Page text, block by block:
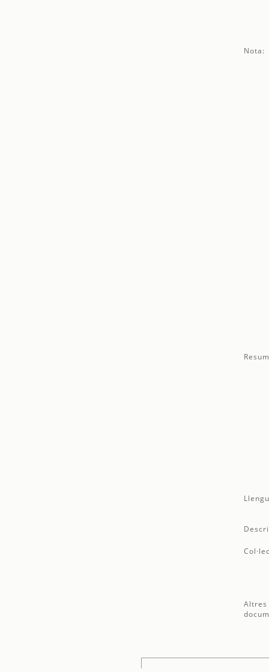
Nota:
Altres